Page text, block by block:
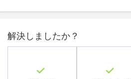
解決しましたか？